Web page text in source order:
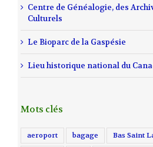
Centre de Généalogie, des
Culturels
Le Bioparc de la Gaspésie
Lieu historique national du
Mots clés
aeroport bagage Bas Saint